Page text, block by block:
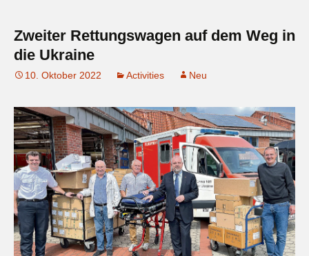
Zweiter Rettungswagen auf dem Weg in
die Ukraine
10. Oktober 2022 Activities Neu